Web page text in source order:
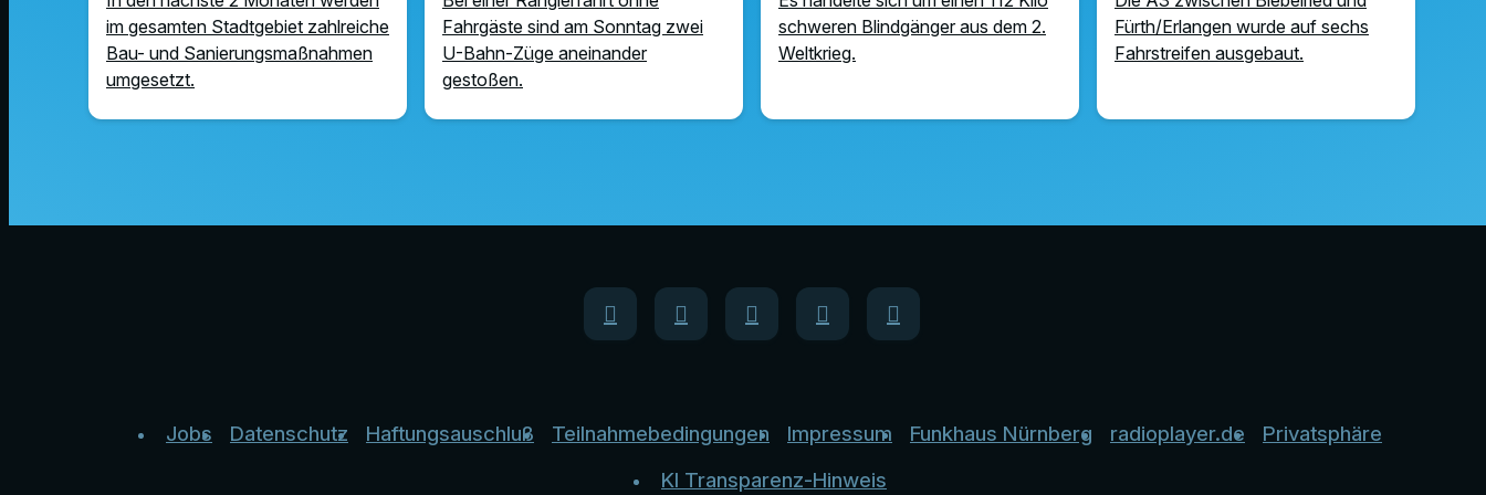
im gesamten Stadtgebiet zahlreiche
Bau- und Sanierungsmaßnahmen
umgesetzt.
Fahrgäste sind am Sonntag zwei
U-Bahn-Züge aneinander
gestoßen.
schweren Blindgänger aus dem 2.
Weltkrieg.
Fürth/Erlangen wurde auf sechs
Fahrstreifen ausgebaut.
Jobs Datenschutz Haftungsauschluß Teilnahmebedingungen Impressum Funkhaus Nürnberg radioplayer.de
Privatsphäre
KI Transparenz-Hinweis